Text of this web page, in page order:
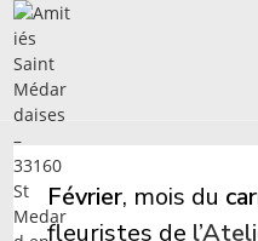
Skip
content
Février, mois du
fleuristes de